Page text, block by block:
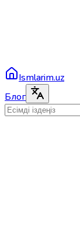
Ismlarim.uz
Блог